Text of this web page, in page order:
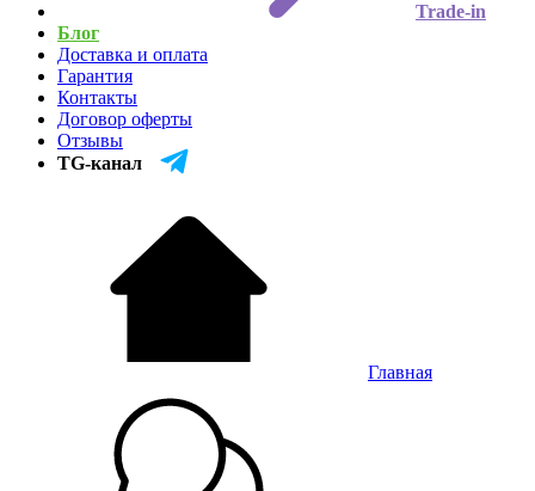
Trade-in
Блог
Доставка и оплата
Гарантия
Контакты
Договор оферты
Отзывы
TG-канал
Главная